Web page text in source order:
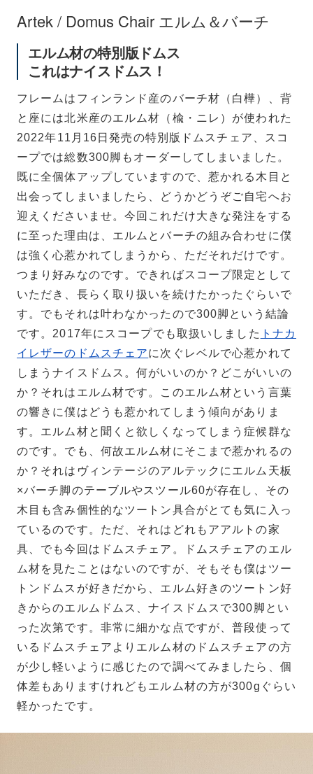
Artek / Domus Chair エルム＆バーチ
エルム材の特別版ドムス
これはナイスドムス！
フレームはフィンランド産のバーチ材（白樺）、背
と座には北米産のエルム材（楡・ニレ）が使われた
2022年11月16日発売の特別版ドムスチェア、スコ
ープでは総数300脚もオーダーしてしまいました。
既に全個体アップしていますので、惹かれる木目と
出会ってしまいましたら、どうかどうぞご自宅へお
迎えくださいませ。今回これだけ大きな発注をする
に至った理由は、エルムとバーチの組み合わせに僕
は強く心惹かれてしまうから、ただそれだけです。
つまり好みなのです。できればスコープ限定として
いただき、長らく取り扱いを続けたかったぐらいで
す。でもそれは叶わなかったので300脚という結論
です。2017年にスコープでも取扱いしました トナカ
イレザーのドムスチェアに次ぐレベルで心惹かれて
しまうナイスドムス。何がいいのか？どこがいいの
か？それはエルム材です。このエルム材という言葉
の響きに僕はどうも惹かれてしまう傾向がありま
す。エルム材と聞くと欲しくなってしまう症候群な
のです。でも、何故エルム材にそこまで惹かれるの
か？それはヴィンテージのアルテックにエルム天板
×バーチ脚のテーブルやスツール60が存在し、その
木目も含み個性的なツートン具合がとても気に入っ
ているのです。ただ、それはどれもアアルトの家
具、でも今回はドムスチェア。ドムスチェアのエル
ム材を見たことはないのですが、そもそも僕はツー
トンドムスが好きだから、エルム好きのツートン好
きからのエルムドムス、ナイスドムスで300脚とい
った次第です。非常に細かな点ですが、普段使って
いるドムスチェアよりエルム材のドムスチェアの方
が少し軽いように感じたので調べてみましたら、個
体差もありますけれどもエルム材の方が300gぐらい
軽かったです。